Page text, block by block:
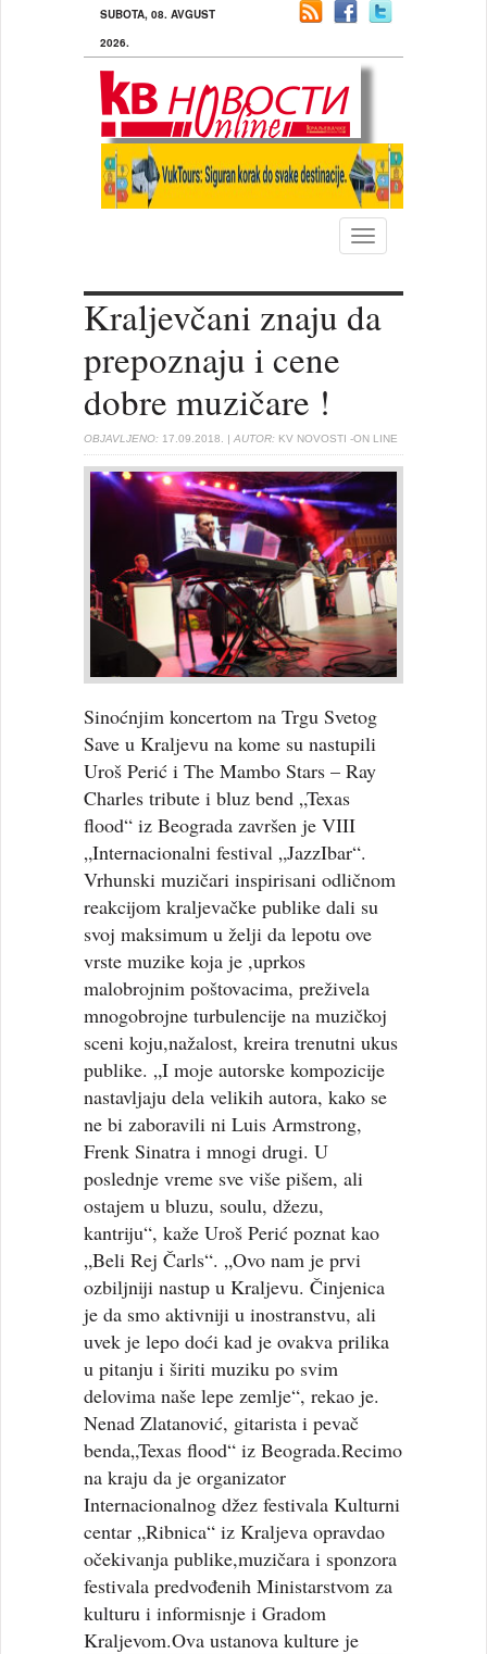
SUBOTA, 08. AVGUST
2026.
Toggle
navigation
Kraljevčani znaju da
prepoznaju i cene
dobre muzičare !
OBJAVLJENO: 17.09.2018. | AUTOR: KV NOVOSTI -ON LINE
Sinoćnjim koncertom na Trgu Svetog
Save u Kraljevu na kome su nastupili
Uroš Perić i The Mambo Stars – Ray
Charles tribute i bluz bend „Texas
flood“ iz Beograda završen je VIII
„Internacionalni festival „JazzIbar“.
Vrhunski muzičari inspirisani odličnom
reakcijom kraljevačke publike dali su
svoj maksimum u želji da lepotu ove
vrste muzike koja je ,uprkos
malobrojnim poštovacima, preživela
mnogobrojne turbulencije na muzičkoj
sceni koju,nažalost, kreira trenutni ukus
publike. „I moje autorske kompozicije
nastavljaju dela velikih autora, kako se
ne bi zaboravili ni Luis Armstrong,
Frenk Sinatra i mnogi drugi. U
poslednje vreme sve više pišem, ali
ostajem u bluzu, soulu, džezu,
kantriju“, kaže Uroš Perić poznat kao
„Beli Rej Čarls“. „Ovo nam je prvi
ozbiljniji nastup u Kraljevu. Činjenica
je da smo aktivniji u inostranstvu, ali
uvek je lepo doći kad je ovakva prilika
u pitanju i širiti muziku po svim
delovima naše lepe zemlje“, rekao je.
Nenad Zlatanović, gitarista i pevač
benda„Texas flood“ iz Beograda.Recimo
na kraju da je organizator
Internacionalnog džez festivala Kulturni
centar „Ribnica“ iz Kraljeva opravdao
očekivanja publike,muzičara i sponzora
festivala predvođenih Ministarstvom za
kulturu i informisnje i Gradom
Kraljevom.Ova ustanova kulture je